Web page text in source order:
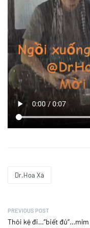
Dr.Hoa Xà
PREVIOUS POST
Thôi kệ đi…”biết